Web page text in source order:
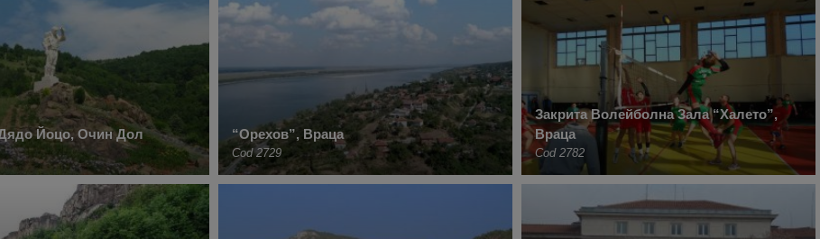
Йоцо, Очин Дол “Орехов”, Враца
Cod 2729
Закрита Волейболна Зала “Халето”,
Враца
Cod 2782